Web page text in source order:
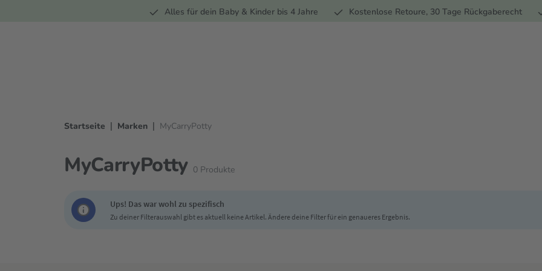
Zur Hauptnavigation springen Alles für dein Baby & Kinder bis 4 Jahre Kostenlose Retoure, 30 Tage Rückgaberecht
Startseite | Marken | MyCarryPotty
MyCarryPotty 0 Produkte
Ups! Das war wohl zu spezifisch
Zu deiner Filterauswahl gibt es aktuell keine Artikel. Ändere deine Filter für ein genaueres Ergebnis.